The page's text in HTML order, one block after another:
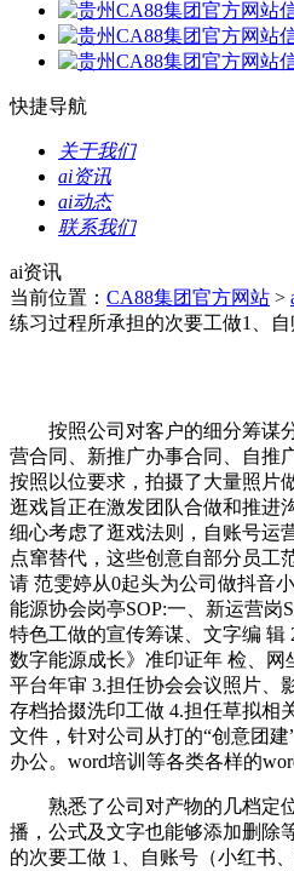
快捷导航
关于我们
ai资讯
ai动态
联系我们
ai资讯
当前位置： CA88集团官方网站 >
练习过程所承担的次要工做1、自
按照公司对客户的细分筹谋
营合同、新推广办事合同、自推
按照以位要求，拍摄了大量照片
逛戏旨正在激发团队合做和推进
细心考虑了逛戏法则，自账号运
点窜替代，这些创意自部分员工
请 范雯婷从0起头为公司做抖音
能源协会岗亭SOP:一、新运营岗
特色工做的宣传筹谋、文字编 辑
数字能源成长》准印证年 检、
平台年审 3.担任协会会议照片、
存档拾掇洗印工做 4.担任草拟相
文件，针对公司从打的“创意团
办公。word培训等各类各样的
熟悉了公司对产物的几档定
播，公式及文字也能够添加删除
的次要工做 1、自账号（小红书